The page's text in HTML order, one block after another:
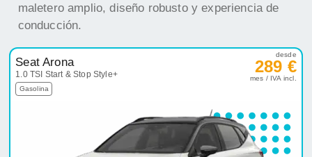
maletero amplio, diseño robusto y experiencia de
conducción.
Seat Arona
1.0 TSI Start & Stop Style+
Gasolina
desde
289 €
mes / IVA incl.